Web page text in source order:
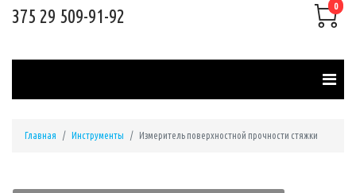
375 29 509-91-92 0
Главная Инструменты Измеритель поверхностной прочности стяжки